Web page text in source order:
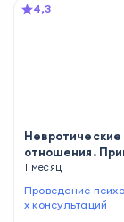
4,3
Невротические
отношения.
в рамках
системы
1 месяц
Проведение
х консультаций